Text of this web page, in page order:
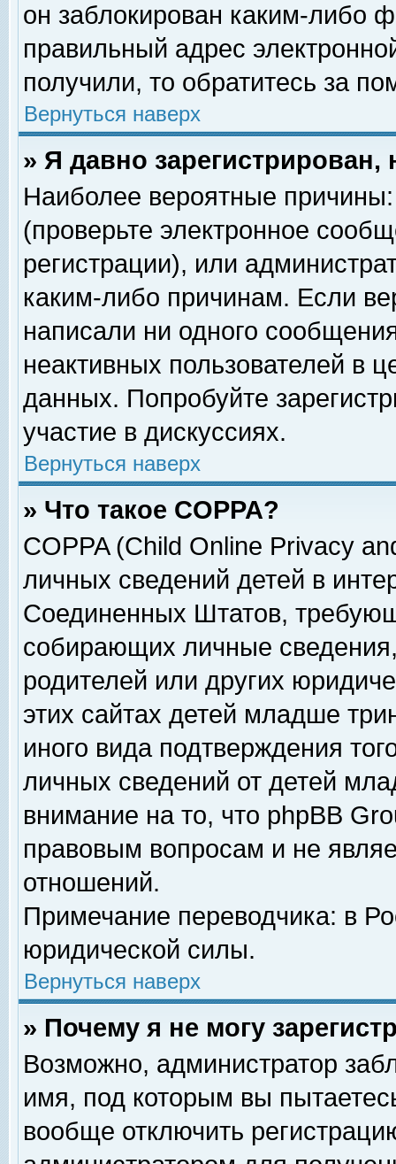
он заблокирован каким-либо
правильный адрес
получили, то обратитесь за
Вернуться наверх
» Я давно
Наиболее вероятные
(проверьте электронное
регистрации), или
каким-либо причинам. Если
написали ни одного
неактивных пользователей в
данных. Попробуйте
участие в дискуссиях.
Вернуться наверх
» Что такое COPPA?
COPPA (Child Online Privacy
личных сведений детей в
Соединенных Штатов,
собирающих личные
родителей или других
этих сайтах детей младше
иного вида подтверждения
личных сведений от детей
внимание на то, что phpBB
правовым вопросам и не
отношений.
Примечание переводчика: в
юридической силы.
Вернуться наверх
» Почему я не могу
Возможно, администратор
имя, под которым вы
вообще отключить